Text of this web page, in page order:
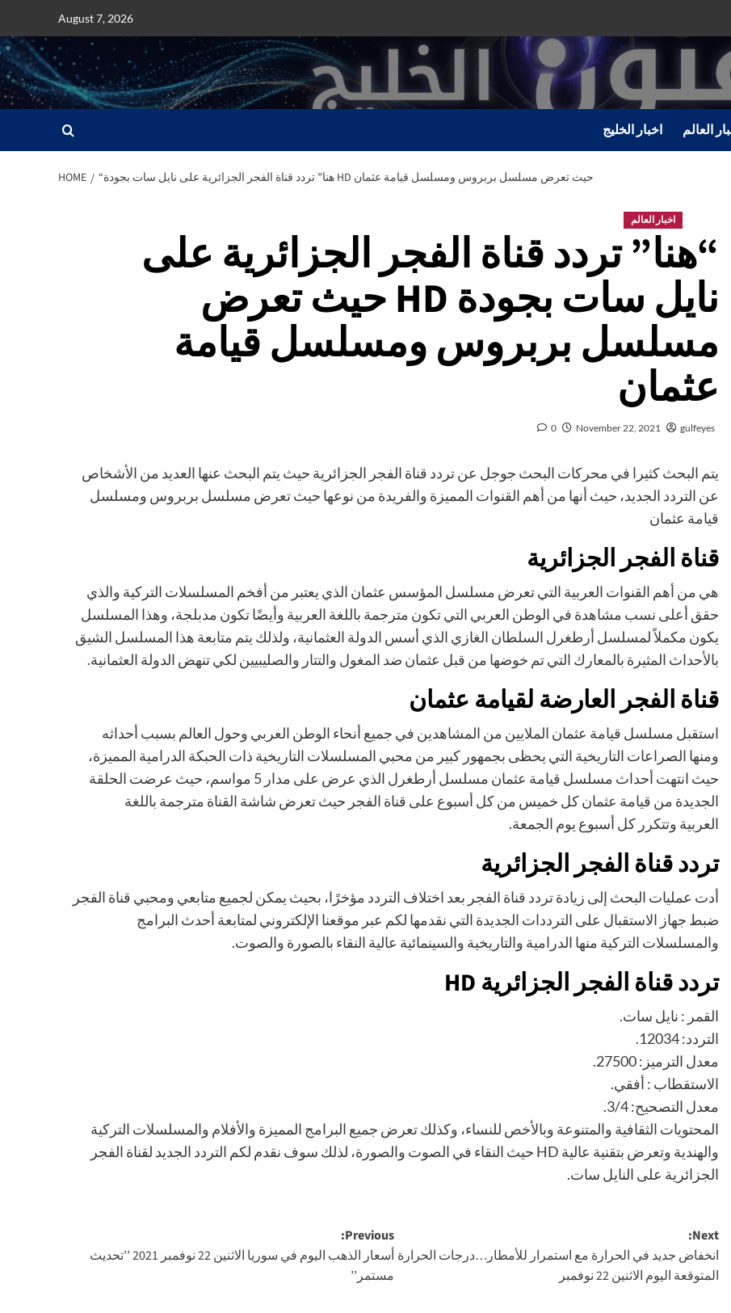
content
August 7, 2026
اخبار الخليج العالم
HOME “هنا” تردد قناة الفجر الجزائرية على نايل سات بجودة HD حيث تعرض مسلسل بربروس ومسلسل قيامة عثمان
اخبار العالم
“هنا” تردد قناة الفجر الجزائرية على
نايل سات بجودة HD حيث تعرض
مسلسل بربروس ومسلسل قيامة
عثمان
gulfeyes
November 22, 2021
0
يتم البحث كثيرا في محركات البحث جوجل عن تردد قناة الفجر الجزائرية حيث يتم البحث عنها العديد من الأشخاص
عن التردد الجديد، حيث أنها من أهم القنوات المميزة والفريدة من نوعها حيث تعرض مسلسل بربروس ومسلسل
قيامة عثمان
قناة الفجر الجزائرية
هي من أهم القنوات العربية التي تعرض مسلسل المؤسس عثمان الذي يعتبر من أفخم المسلسلات التركية والذي
حقق أعلى نسب مشاهدة في الوطن العربي التي تكون مترجمة باللغة العربية وأيضًا تكون مدبلجة، وهذا المسلسل
يكون مكملاً لمسلسل أرطغرل السلطان الغازي الذي أسس الدولة العثمانية، ولذلك يتم متابعة هذا المسلسل الشيق
بالأحداث المثيرة بالمعارك التي تم خوضها من قبل عثمان ضد المغول والتتار والصليبيين لكي تنهض الدولة العثمانية.
قناة الفجر العارضة لقيامة عثمان
استقبل مسلسل قيامة عثمان الملايين من المشاهدين في جميع أنحاء الوطن العربي وحول العالم بسبب أحداثه
ومنها الصراعات التاريخية التي يحظى بجمهور كبير من محبي المسلسلات التاريخية ذات الحبكة الدرامية المميزة،
حيث انتهت أحداث مسلسل قيامة عثمان مسلسل أرطغرل الذي عرض على مدار 5 مواسم، حيث عرضت الحلقة
الجديدة من قيامة عثمان كل خميس من كل أسبوع على قناة الفجر حيث تعرض شاشة القناة مترجمة باللغة
العربية وتتكرر كل أسبوع يوم الجمعة.
تردد قناة الفجر الجزائرية
أدت عمليات البحث إلى زيادة تردد قناة الفجر بعد اختلاف التردد مؤخرًا، بحيث يمكن لجميع متابعي ومحبي قناة الفجر
ضبط جهاز الاستقبال على الترددات الجديدة التي نقدمها لكم عبر موقعنا الإلكتروني لمتابعة أحدث البرامج
والمسلسلات التركية منها الدرامية والتاريخية والسينمائية عالية النقاء بالصورة والصوت.
تردد قناة الفجر الجزائرية HD
القمر : نايل سات.
التردد: 12034.
معدل الترميز: 27500.
الاستقطاب : أفقي.
معدل التصحيح: 3/4.
المحتويات الثقافية والمتنوعة وبالأخص للنساء، وكذلك تعرض جميع البرامج المميزة والأفلام والمسلسلات التركية
والهندية وتعرض بتقنية عالية HD حيث النقاء في الصوت والصورة، لذلك سوف نقدم لكم التردد الجديد لقناة الفجر
الجزائرية على النايل سات.
Post
navigation
Previous:
أسعار الذهب اليوم في سوريا الاثنين 22 نوفمبر 2021 ’’تحديث
مستمر’’
Next:
انخفاض جديد في الحرارة مع استمرار للأمطار…درجات الحرارة
المتوقعة اليوم الاثنين 22 نوفمبر